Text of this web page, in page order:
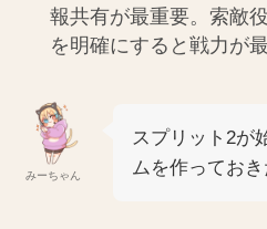
報共有が最重要。索敵
を明確にすると戦力が
みーちゃん
スプリット2が
ムを作っておき